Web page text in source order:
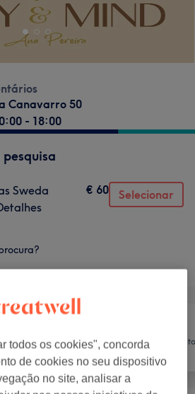
Canavarro 50
- 18:00
Sweda
€ 60 Selecionar
Massagem
Holística
todos os cookies", concorda
de cookies no seu dispositivo
no site, analisar a